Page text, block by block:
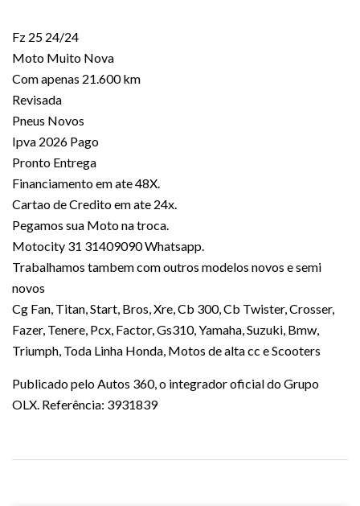
Fz 25 24/24
Moto Muito Nova
Com apenas 21.600 km
Revisada
Pneus Novos
Ipva 2026 Pago
Pronto Entrega
Financiamento em ate 48X.
Cartao de Credito em ate 24x.
Pegamos sua Moto na troca.
Motocity 31 31409090 Whatsapp.
Trabalhamos tambem com outros modelos novos e semi
novos
Cg Fan, Titan, Start, Bros, Xre, Cb 300, Cb Twister, Crosser,
Fazer, Tenere, Pcx, Factor, Gs310, Yamaha, Suzuki, Bmw,
Triumph, Toda Linha Honda, Motos de alta cc e Scooters
Publicado pelo Autos 360, o integrador oficial do Grupo
OLX. Referência: 3931839